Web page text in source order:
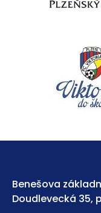
Benešova
Doudlevecká 35,